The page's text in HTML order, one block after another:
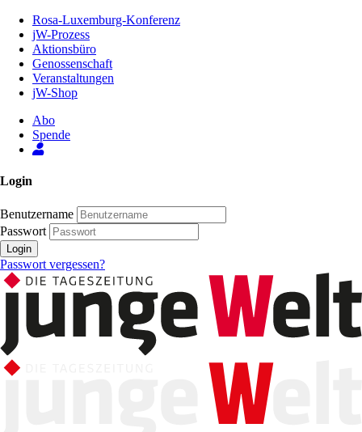
Inhalt
Seite
Rosa-Luxemburg-Konferenz
jW-Prozess
Aktionsbüro
Genossenschaft
Veranstaltungen
jW-Shop
Abo
Spende
Login
Benutzername
Passwort
Login
Passwort vergessen?